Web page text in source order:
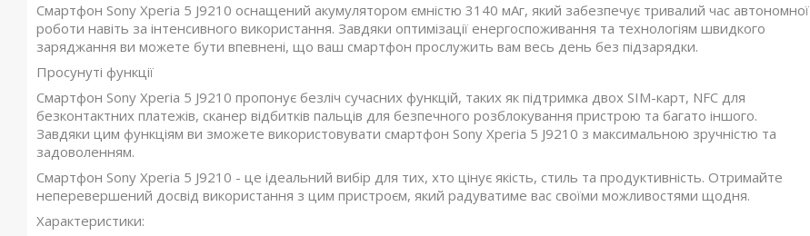
Смартфон Sony Xperia 5 J9210 оснащений акумулятором ємністю 3140 мАг, який забезпечує тривалий час автономної
роботи навіть за інтенсивного використання. Завдяки оптимізації енергоспоживання та технологіям швидкого
заряджання ви можете бути впевнені, що ваш смартфон прослужить вам весь день без підзарядки.
Просунуті функції
Смартфон Sony Xperia 5 J9210 пропонує безліч сучасних функцій, таких як підтримка двох SIM-карт, NFC для
безконтактних платежів, сканер відбитків пальців для безпечного розблокування пристрою та багато іншого.
Завдяки цим функціям ви зможете використовувати смартфон Sony Xperia 5 J9210 з максимальною зручністю та
задоволенням.
Смартфон Sony Xperia 5 J9210 - це ідеальний вибір для тих, хто цінує якість, стиль та продуктивність. Отримайте
неперевершений досвід використання з цим пристроєм, який радуватиме вас своїми можливостями щодня.
Характеристики: